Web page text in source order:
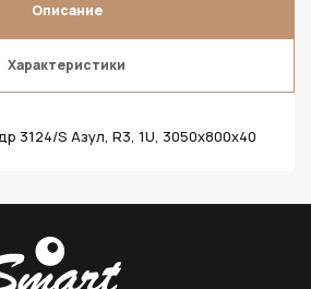
Описание
Характеристики
3124/S Азул, R3, 1U, 3050х800х40